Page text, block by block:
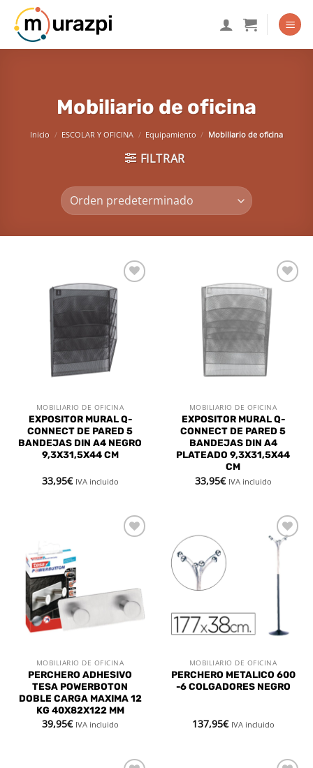
Saltar
contenido
Mobiliario de oficina
Inicio / ESCOLAR Y OFICINA / Equipamiento / Mobiliario de oficina
FILTRAR
Añadir
lista de
deseos
MOBILIARIO DE OFICINA
EXPOSITOR MURAL Q-
CONNECT DE PARED 5
BANDEJAS DIN A4 NEGRO
9,3X31,5X44 CM
33,95€ IVA incluido
Añadir
lista de
deseos
MOBILIARIO DE OFICINA
EXPOSITOR MURAL Q-
CONNECT DE PARED 5
BANDEJAS DIN A4
PLATEADO 9,3X31,5X44
CM
33,95€ IVA incluido
MOBILIARIO DE OFICINA
PERCHERO ADHESIVO
TESA POWERBOTON
DOBLE CARGA MAXIMA 12
KG 40X82X122 MM
39,95€ IVA incluido
Añadir
deseos
MOBILIARIO DE OFICINA
PERCHERO METALICO 600
-6 COLGADORES NEGRO
137,95€ IVA incluido